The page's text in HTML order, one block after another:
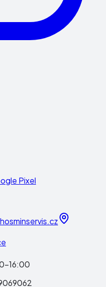
Pixel
16:00